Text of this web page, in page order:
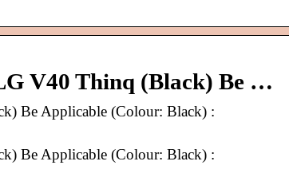
V40 Thinq (Black) Be …
Be Applicable (Colour: Black) :
Be Applicable (Colour: Black) :